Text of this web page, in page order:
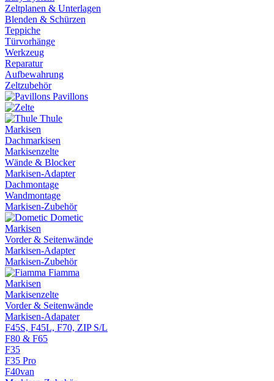
Zeltplanen & Unterlagen
Blenden & Schürzen
Teppiche
Türvorhänge
Werkzeug
Reparatur
Aufbewahrung
Zeltzubehör
Pavillons
Thule
Markisen
Dachmarkisen
Markisenzelte
Wände & Blocker
Markisen-Adapter
Dachmontage
Wandmontage
Markisen-Zubehör
Dometic
Markisen
Vorder & Seitenwände
Markisen-Adapter
Markisen-Zubehör
Fiamma
Markisen
Markisenzelte
Vorder & Seitenwände
Markisen-Adapater
F45S, F45L, F70, ZIP S/L
F80 & F65
F35
F35 Pro
F40van